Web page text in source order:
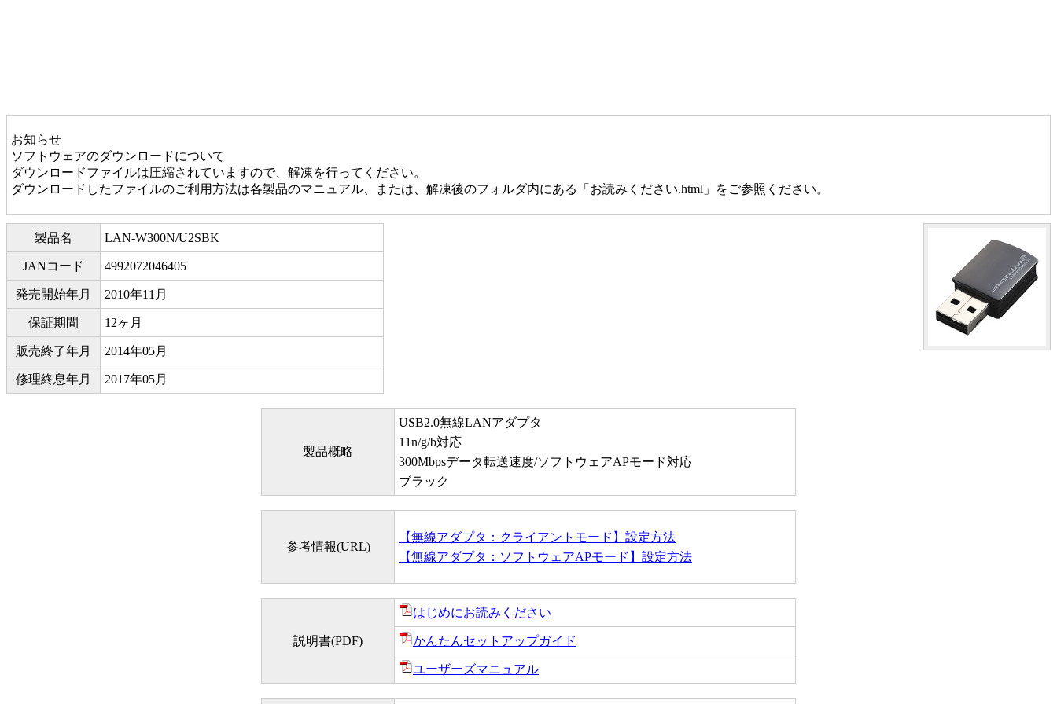
お知らせ
ソフトウェアのダウンロードについて
ダウンロードファイルは圧縮されていますので、解凍を行ってください。
ダウンロードしたファイルのご利用方法は各製品のマニュアル、または、解凍後のフォルダ内にある「お読みください.html」をご参照ください。
製品名 LAN-W300N/U2SBK
JANコード 4992072046405
発売開始年月 2010年11月
保証期間 12ヶ月
販売終了年月 2014年05月
修理終息年月 2017年05月
製品概略
USB2.0無線LANアダプタ
11n/g/b対応
300Mbpsデータ転送速度/ソフトウェアAPモード対応
ブラック
参考情報(URL)
【無線アダプタ：クライアントモード】設定方法
【無線アダプタ：ソフトウェアAPモード】設定方法
説明書(PDF)
はじめにお読みください
かんたんセットアップガイド
ユーザーズマニュアル